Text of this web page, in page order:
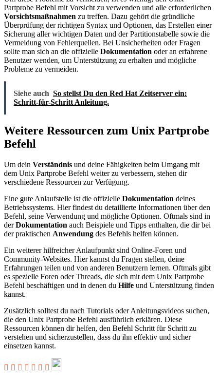
Partprobe Befehl mit Vorsicht zu verwenden und alle erforderlichen
Vorsichtsmaßnahmen zu treffen. Dazu gehört die gründliche
Überprüfung der richtigen Syntax und Optionen, das Erstellen einer
Sicherung aller wichtigen Daten und der Partitionstabelle sowie die
Vermeidung von Fehlerquellen. Bei Unsicherheiten oder Fragen
sollte man sich an die offizielle Dokumentation oder an erfahrene
Benutzer wenden, um Unterstützung zu erhalten und mögliche
Probleme zu vermeiden.
Siehe auch So stellst Du den Red Hat Zeitserver ein:
Schritt-für-Schritt Anleitung.
Weitere Ressourcen zum Unix Partprobe
Befehl
Um dein Verständnis und deine Fähigkeiten beim Umgang mit
dem Unix Partprobe Befehl weiter zu verbessern, stehen dir
verschiedene Ressourcen zur Verfügung.
Eine gute Anlaufstelle ist die offizielle Dokumentation deines
Betriebssystems. Hier findest du detaillierte Informationen über den
Befehl, seine Verwendung und mögliche Optionen. Oftmals sind in
derDokumentation auch Beispiele und Tipps enthalten, die dir bei
der praktischen Anwendung des Befehls helfen können.
Ein weiterer hilfreicher Anlaufpunkt sind Online-Foren und
Community-Websites. Hier kannst du Fragen stellen, deine
Erfahrungen teilen und von anderen Benutzern lernen. Oftmals gibt
es spezielle Foren oder Threads, die sich mit dem Unix Partprobe
Befehl beschäftigen und in denen du Hilfe und Unterstützung finden
kannst.
Zusätzlich solltest du nach Tutorials oder Anleitungsvideos suchen,
die den Unix Partprobe Befehl ausführlich erklären. Diese
Ressourcen können dir helfen, den Befehl Schritt für Schritt zu
verstehen und sicherzustellen, dass du ihn effektiv und sicher
einsetzen kannst.